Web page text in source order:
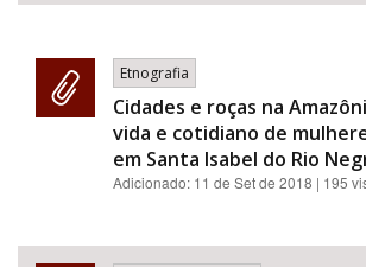
Etnografia
Cidades e roças na
vida e cotidiano de
em Santa Isabel do Rio
Adicionado: 11 de Set de 2018 | 195